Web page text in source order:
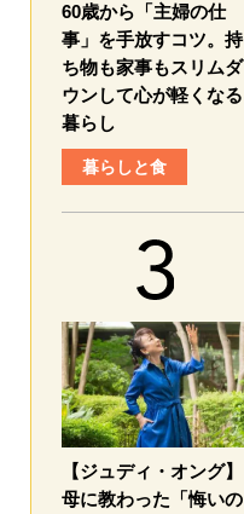
60歳から「主婦の仕
事」を手放すコツ。持
ち物も家事もスリムダ
ウンして心が軽くなる
暮らし
暮らしと食
【ジュディ・オング】
母に教わった「悔いの